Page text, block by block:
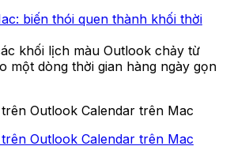
biến thói quen thành khối thời
Outlook Calendar trên Mac
Outlook Calendar trên Mac